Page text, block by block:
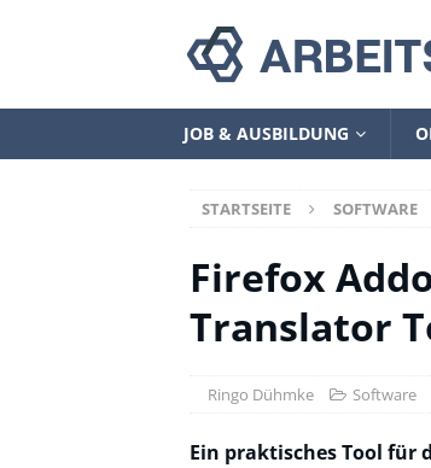
JOB & AUSBILDUNG
STARTSEITE SOFTWARE
Firefox
Translator
Ringo Dühmke Software
Ein praktisches Tool für